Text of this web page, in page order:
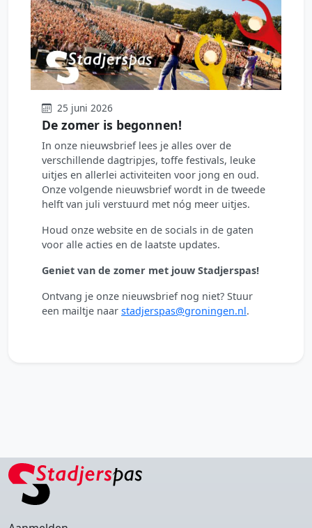
25 juni 2026
De zomer is begonnen!
In onze nieuwsbrief lees je alles over de
verschillende dagtripjes, toffe festivals, leuke
uitjes en allerlei activiteiten voor jong en oud.
Onze volgende nieuwsbrief wordt in de tweede
helft van juli verstuurd met nóg meer uitjes.
Houd onze website en de socials in de gaten
voor alle acties en de laatste updates.
Geniet van de zomer met jouw Stadjerspas!
Ontvang je onze nieuwsbrief nog niet? Stuur
een mailtje naar stadjerspas@groningen.nl.